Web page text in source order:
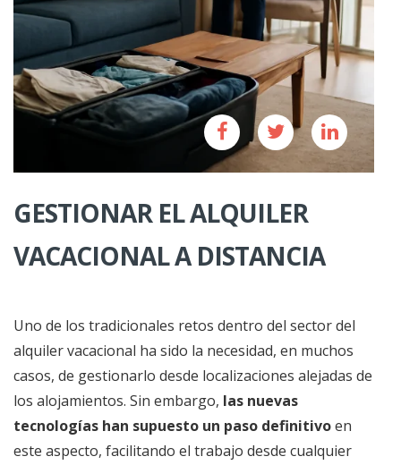
GESTIONAR EL ALQUILER
VACACIONAL A DISTANCIA
Uno de los tradicionales retos dentro del sector del
alquiler vacacional ha sido la necesidad, en muchos
casos, de gestionarlo desde localizaciones alejadas de
los alojamientos. Sin embargo, las nuevas
tecnologías han supuesto un paso definitivoen
este aspecto, facilitando el trabajo desde cualquier